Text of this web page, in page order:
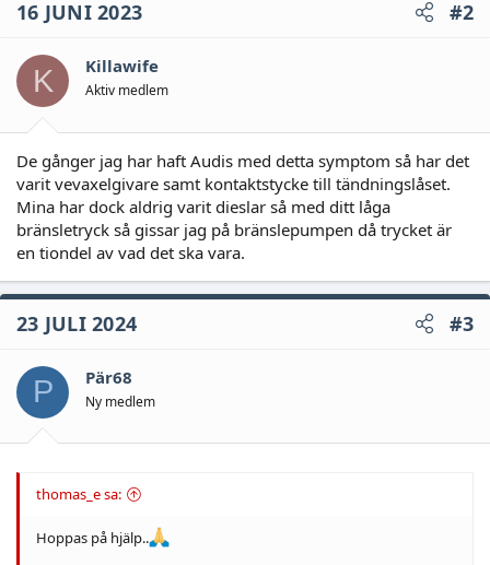
16 JUNI 2023 #2
K Killawife
Aktiv medlem
De gånger jag har haft Audis med detta symptom så har det
varit vevaxelgivare samt kontaktstycke till tändningslåset.
Mina har dock aldrig varit dieslar så med ditt låga
bränsletryck så gissar jag på bränslepumpen då trycket är
en tiondel av vad det ska vara.
23 JULI 2024 #3
P Pär68
Ny medlem
thomas_e sa:
Hoppas på hjälp..